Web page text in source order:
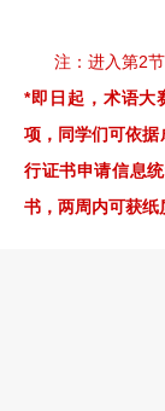
注：进入第2
*即日起，术语大
项，同学们可依
行证书申请信息
书，两周内可获纸